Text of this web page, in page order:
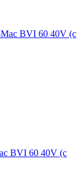
BVI 60 40V (с